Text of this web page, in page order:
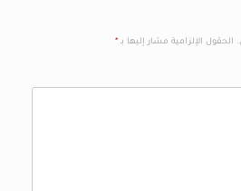
الحقول الإلزامية مشار إليها بـ *